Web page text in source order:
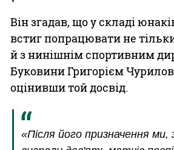
Він згадав, що у складі
встиг попрацювати не
й з нинішнім спортивним
Буковини Григорієм
оцінивши той досвід.
«Після його призначення ми,